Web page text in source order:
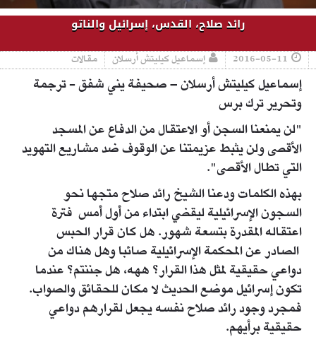
رائد صلاح، القدس، إسرائيل والناتو
2016-05-11 إسماعيل كيليتش أرسلان مقالات
إسماعيل كيليتش أرسلان – صحيفة يني شفق - ترجمة
وتحرير ترك برس
"لن يمنعنا السجن أو الاعتقال من الدفاع عن المسجد
الأقصى ولن يثبط عزيمتنا عن الوقوف ضد مشاريع التهويد
التي تطال الأقصى".
بهذه الكلمات ودعنا الشيخ رائد صلاح متجها نحو
السجون الإسرائيلية ليقضي ابتداء من أول أمس فترة
اعتقاله المقدرة بتسعة شهور. هل كان قرار الحبس
الصادر عن المحكمة الإسرائيلية صائبا وهل هناك من
دواعي حقيقية لمثل هذا القرار؟ ههه، هل جننتم؟ عندما
تكون إسرائيل موضع الحديث لا مكان للحقائق والصواب.
فمجرد وجود رائد صلاح نفسه يجعل لقرارهم دواعي
حقيقية برأيهم.